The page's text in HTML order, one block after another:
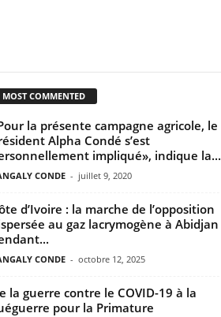
MOST COMMENTED
la présente campagne agricole, le
Alpha Condé s’est
impliqué», indique la...
CONDE - juillet 9, 2020
d’Ivoire : la marche de l’opposition
au gaz lacrymogène à Abidjan
CONDE - octobre 12, 2025
la guerre contre le COVID-19 à la
pour la Primature